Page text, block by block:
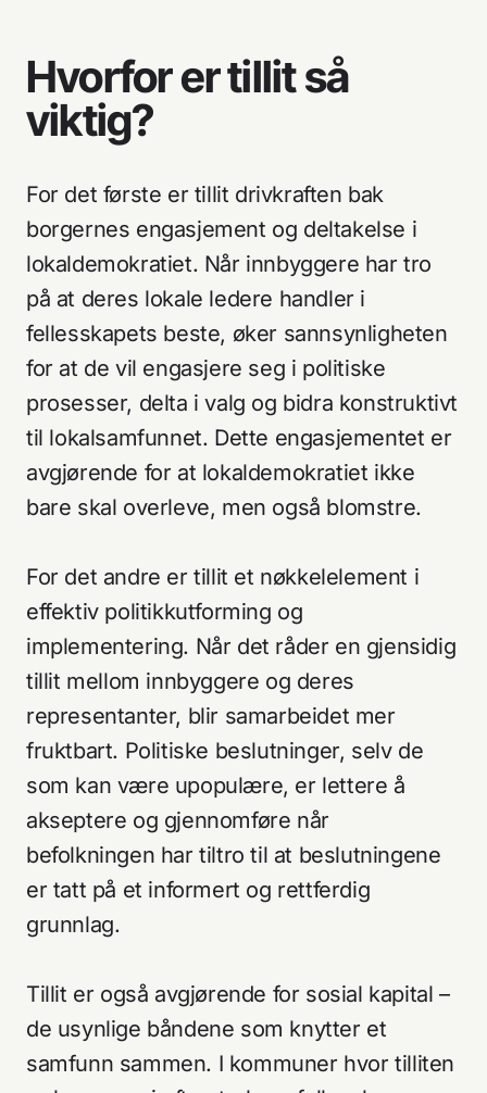
Hvorfor er tillit så
viktig?
For det første er tillit drivkraften bak
borgernes engasjement og deltakelse i
lokaldemokratiet. Når innbyggere har tro
på at deres lokale ledere handler i
fellesskapets beste, øker sannsynligheten
for at de vil engasjere seg i politiske
prosesser, delta i valg og bidra konstruktivt
til lokalsamfunnet. Dette engasjementet er
avgjørende for at lokaldemokratiet ikke
bare skal overleve, men også blomstre.
For det andre er tillit et nøkkelelement i
effektiv politikkutforming og
implementering. Når det råder en gjensidig
tillit mellom innbyggere og deres
representanter, blir samarbeidet mer
fruktbart. Politiske beslutninger, selv de
som kan være upopulære, er lettere å
akseptere og gjennomføre når
befolkningen har tiltro til at beslutningene
er tatt på et informert og rettferdig
grunnlag.
Tillit er også avgjørende for sosial kapital –
de usynlige båndene som knytter et
samfunn sammen. I kommuner hvor tilliten
Tjenester
Arbeider
Om oss
Aktuelt
Nucleus AS
Apotekergata 12
0180 Oslo
hei@nucleus.no
Kundeliste